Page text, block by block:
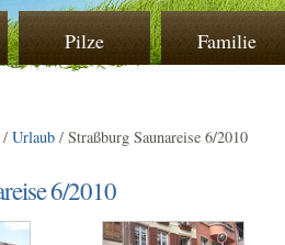
Pilze Familie
/ Urlaub / Straßburg Saunareise 6/2010
6/2010